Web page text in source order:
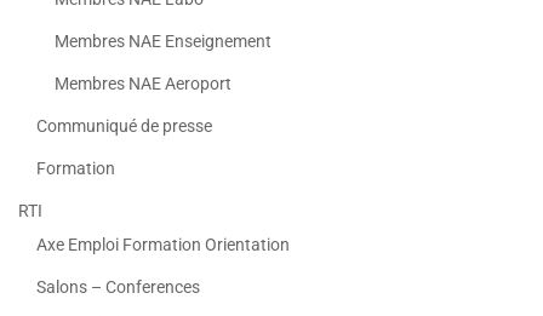
Membres NAE Enseignement
Membres NAE Aeroport
Communiqué de presse
Formation
RTI
Axe Emploi Formation Orientation
Salons – Conferences